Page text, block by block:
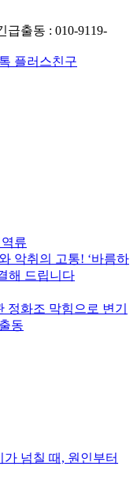
출동 : 010-9119-
플러스친구
류
악취의 고통! ‘바름하
해 드립니다
정화조 막힘으로 변기
동
넘칠 때, 원인부터